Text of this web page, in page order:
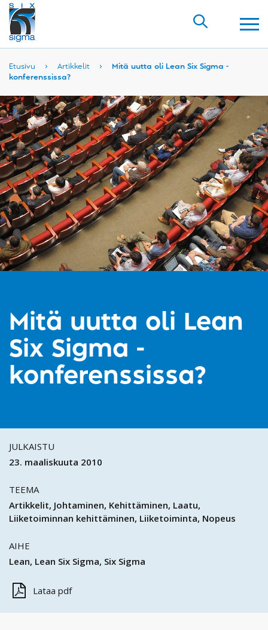
Etusivu › Artikkelit ›
Mitä uutta oli Lean Six Sigma -
konferenssissa?
Mitä uutta oli Lean
Six Sigma -
konferenssissa?
JULKAISTU
23. maaliskuuta 2010
TEEMA
Artikkelit Johtaminen Kehittäminen Laatu
Liiketoiminnan kehittäminen Liiketoiminta Nopeus
AIHE
Lean Lean Six Sigma Six Sigma
Lataa pdf